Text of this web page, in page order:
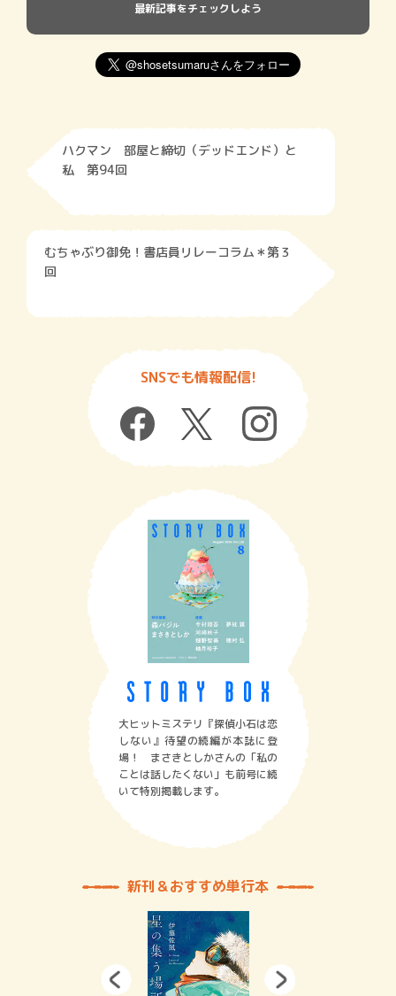
最新記事をチェックしよう
ハクマン 部屋と締切（デッドエンド）と
私 第94回
むちゃぶり御免！書店員リレーコラム＊第３
回
SNSでも情報配信!
大ヒットミステリ『探偵小石は恋
しない』待望の続編が本誌に登
場！ まさきとしかさんの「私の
ことは話したくない」も前号に続
いて特別掲載します。
新刊＆おすすめ単行本